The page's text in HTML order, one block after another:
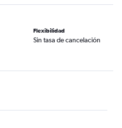
Flexibilidad
Sin tasa de cancelación